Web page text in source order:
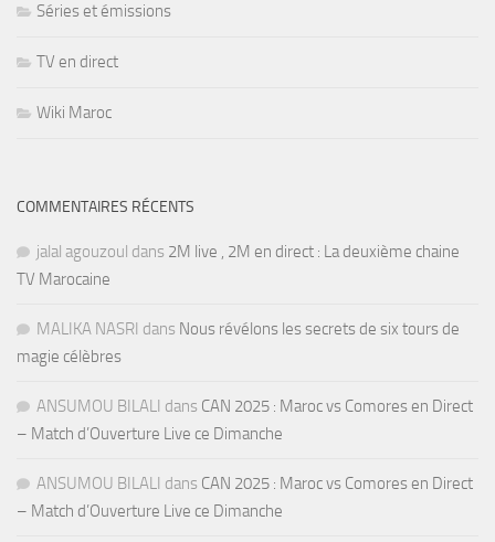
Séries et émissions
TV en direct
Wiki Maroc
COMMENTAIRES RÉCENTS
jalal agouzoul dans 2M live , 2M en direct : La deuxième chaine
TV Marocaine
MALIKA NASRI dans Nous révélons les secrets de six tours de
magie célèbres
ANSUMOU BILALI dans CAN 2025 : Maroc vs Comores en Direct
– Match d’Ouverture Live ce Dimanche
ANSUMOU BILALI dans CAN 2025 : Maroc vs Comores en Direct
– Match d’Ouverture Live ce Dimanche